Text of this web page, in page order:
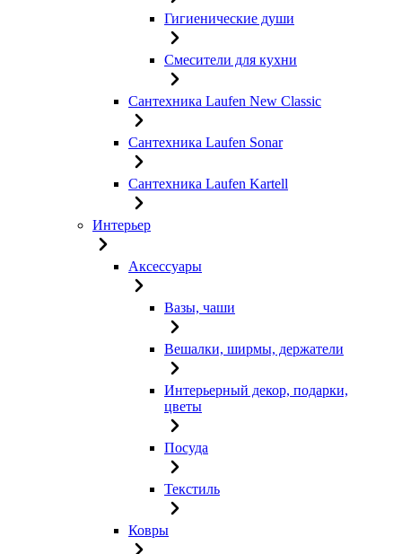
Гигиенические души
Смесители для кухни
Сантехника Laufen New Classic
Сантехника Laufen Sonar
Сантехника Laufen Kartell
Интерьер
Аксессуары
Вазы, чаши
Вешалки, ширмы, держатели
Интерьерный декор, подарки,
цветы
Посуда
Текстиль
Ковры